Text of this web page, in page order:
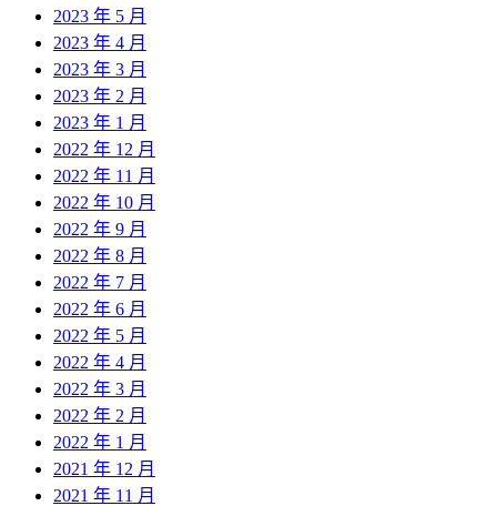
2023 年 5 月
2023 年 4 月
2023 年 3 月
2023 年 2 月
2023 年 1 月
2022 年 12 月
2022 年 11 月
2022 年 10 月
2022 年 9 月
2022 年 8 月
2022 年 7 月
2022 年 6 月
2022 年 5 月
2022 年 4 月
2022 年 3 月
2022 年 2 月
2022 年 1 月
2021 年 12 月
2021 年 11 月